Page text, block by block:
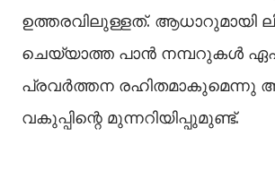
ഉത്തരവിലുള്ളത്. ആധാറുമായി
ചെയ്യാത്ത പാൻ നമ്പറുകൾ
പ്രവർത്തന രഹിതമാകുമെന്നു
വകുപ്പിന്റെ മുന്നറിയിപ്പുമുണ്ട്.